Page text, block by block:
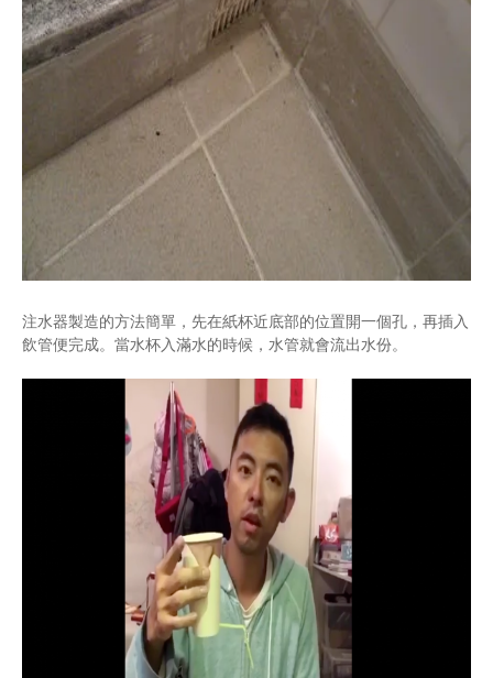
注水器製造的方法簡單，先在紙杯近底部的位置開一個孔，再插入
飲管便完成。當水杯入滿水的時候，水管就會流出水份。